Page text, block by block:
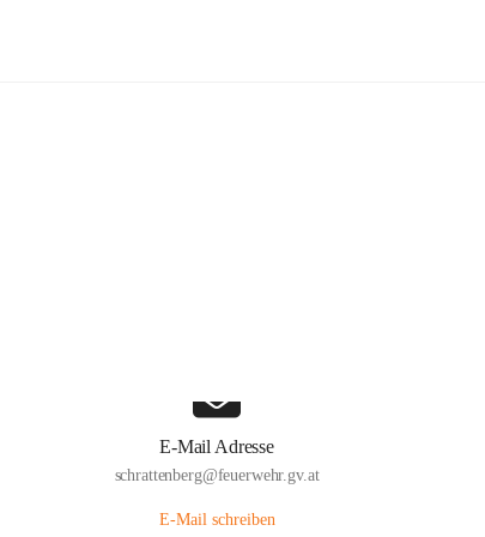
E-Mail Adresse
schrattenberg@feuerwehr.gv.at
E-Mail schreiben